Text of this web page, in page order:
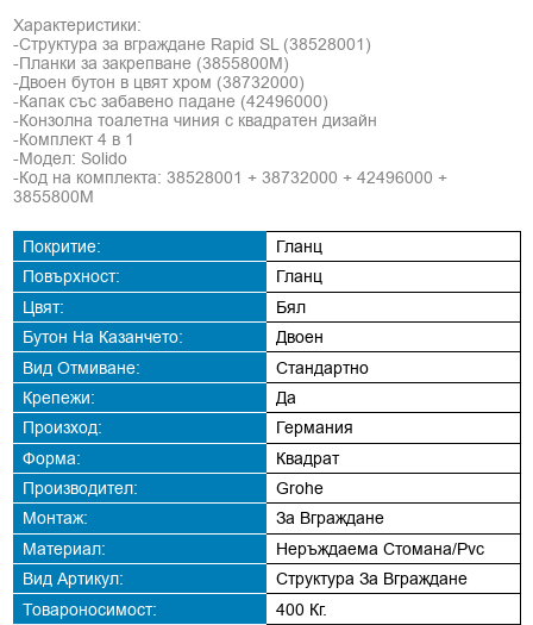
Характеристики:
-Структура за вграждане Rapid SL (38528001)
-Планки за закрепване (3855800М)
-Двоен бутон в цвят хром (38732000)
-Капак със забавено падане (42496000)
-Конзолна тоалетна чиния с квадратен дизайн
-Комплект 4 в 1
-Модел: Solido
-Код на комплекта: 38528001 + 38732000 + 42496000 +
3855800М
Покритие:
Гланц
Повърхност:
Гланц
Цвят:
Бял
Бутон На Казанчето:
Двоен
Вид Отмиване:
Стандартно
Крепежи:
Да
Произход:
Германия
Форма:
Квадрат
Производител:
Grohe
Монтаж:
За Вграждане
Материал:
Неръждаема Стомана/Pvc
Вид Артикул:
Структура За Вграждане
Товароносимост:
400 Кг.